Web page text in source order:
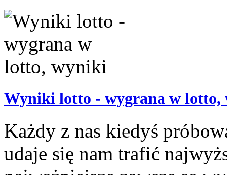
Wyniki lotto - wygrana w lotto,
Każdy z nas kiedyś
udaje się nam trafić